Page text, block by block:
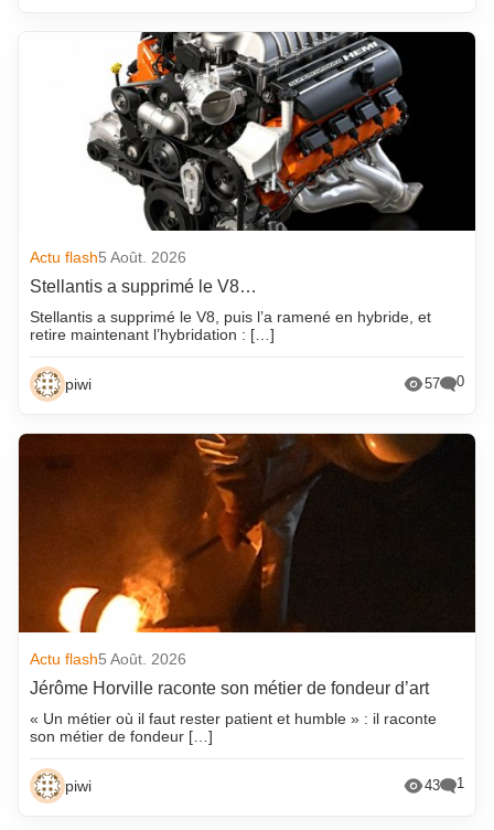
Actu flash5 Août. 2026
Stellantis a supprimé le V8…
Stellantis a supprimé le V8, puis l’a ramené en hybride, et
retire maintenant l’hybridation : […]
piwi 57 0
Actu flash5 Août. 2026
Jérôme Horville raconte son métier de fondeur d’art
« Un métier où il faut rester patient et humble » : il raconte
son métier de fondeur […]
piwi 43 1